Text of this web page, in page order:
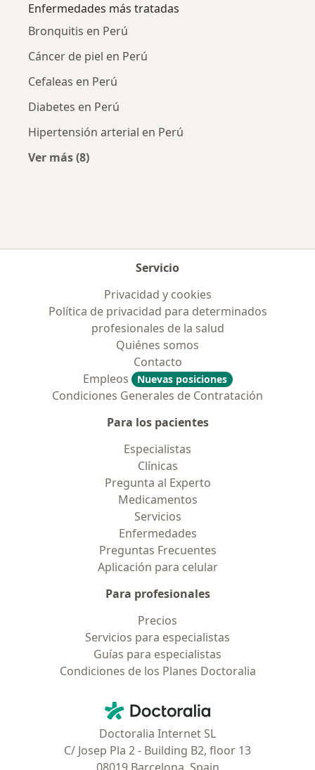
Enfermedades más tratadas
Bronquitis en Perú
Cáncer de piel en Perú
Cefaleas en Perú
Diabetes en Perú
Hipertensión arterial en Perú
Ver más (8)
Servicio
Privacidad y cookies
Política de privacidad para determinados
profesionales de la salud
Quiénes somos
Contacto
Empleos
Nuevas posiciones
Condiciones Generales de Contratación
Para los pacientes
Especialistas
Clínicas
Pregunta al Experto
Medicamentos
Servicios
Enfermedades
Preguntas Frecuentes
Aplicación para celular
Para profesionales
Precios
Servicios para especialistas
Guías para especialistas
Condiciones de los Planes Doctoralia
Doctoralia - Página de inicio
Doctoralia Internet SL
C/ Josep Pla 2 - Building B2, floor 13